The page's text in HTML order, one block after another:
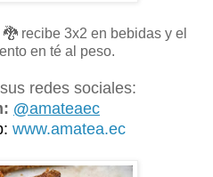
🐉 recibe 3x2 en bebidas y el
en té al peso.
redes sociales:
@amateaec
www.amatea.ec